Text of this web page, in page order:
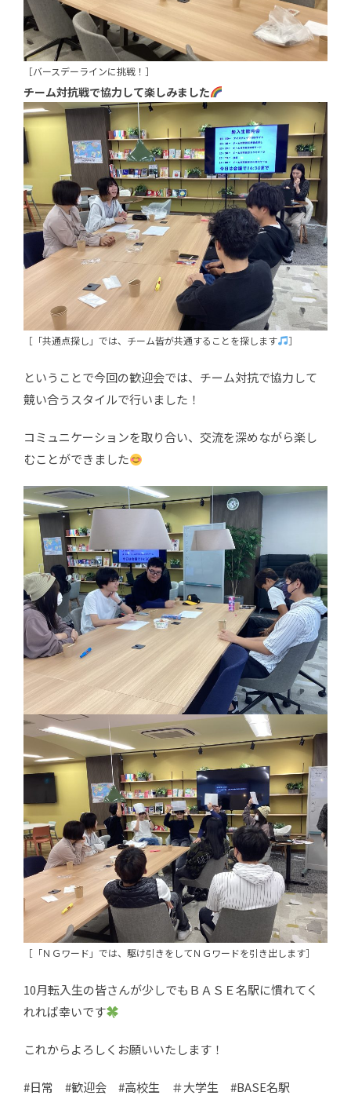
［バースデーラインに挑戦！］
チーム対抗戦で協力して楽しみました
［「共通点探し」では、チーム皆が共通することを探します ］
ということで今回の歓迎会では、チーム対抗で協力して
競い合うスタイルで行いました！
コミュニケーションを取り合い、交流を深めながら楽し
むことができました
［「ＮＧワード」では、駆け引きをしてＮＧワードを引き出します］
10月転入生の皆さんが少しでもＢＡＳＥ名駅に慣れてく
れれば幸いです
これからよろしくお願いいたします！
#日常 #歓迎会 #高校生 ＃大学生 #BASE名駅